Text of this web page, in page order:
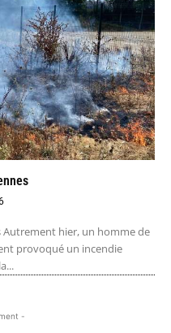
hier, un homme de
provoqué un incendie
-